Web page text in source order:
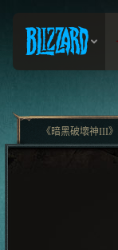
《暗黑破壞神III》